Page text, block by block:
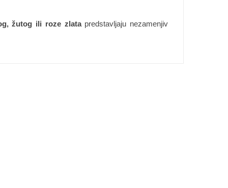
žutog ili roze zlatapredstavljaju nezamenjiv